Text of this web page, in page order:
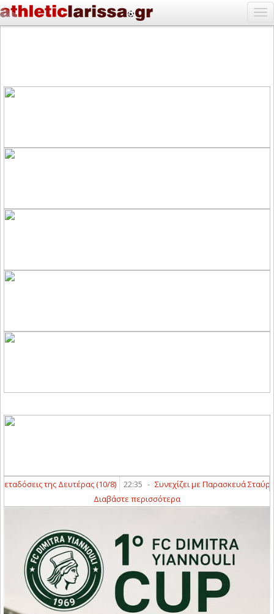
της Δευτέρας (10/8) 22:35 - Συνεχίζει με Παρασκευά Σταύρο ο
Διαβάστε περισσότερα